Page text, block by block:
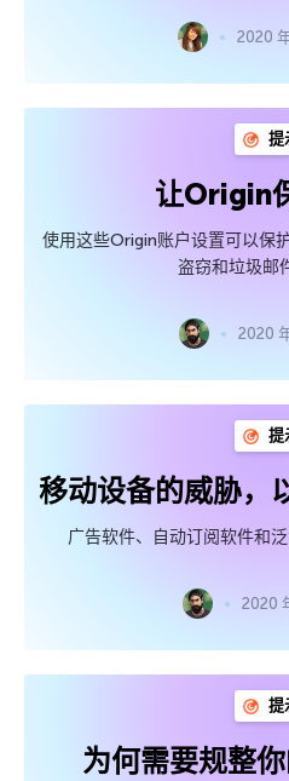
2020
提
让Origin
使用这些Origin账户设置可以保
盗窃和垃圾邮
2020
提
移动设备的威胁，
广告软件、自动订阅软件和
2020
提
为何需要规整